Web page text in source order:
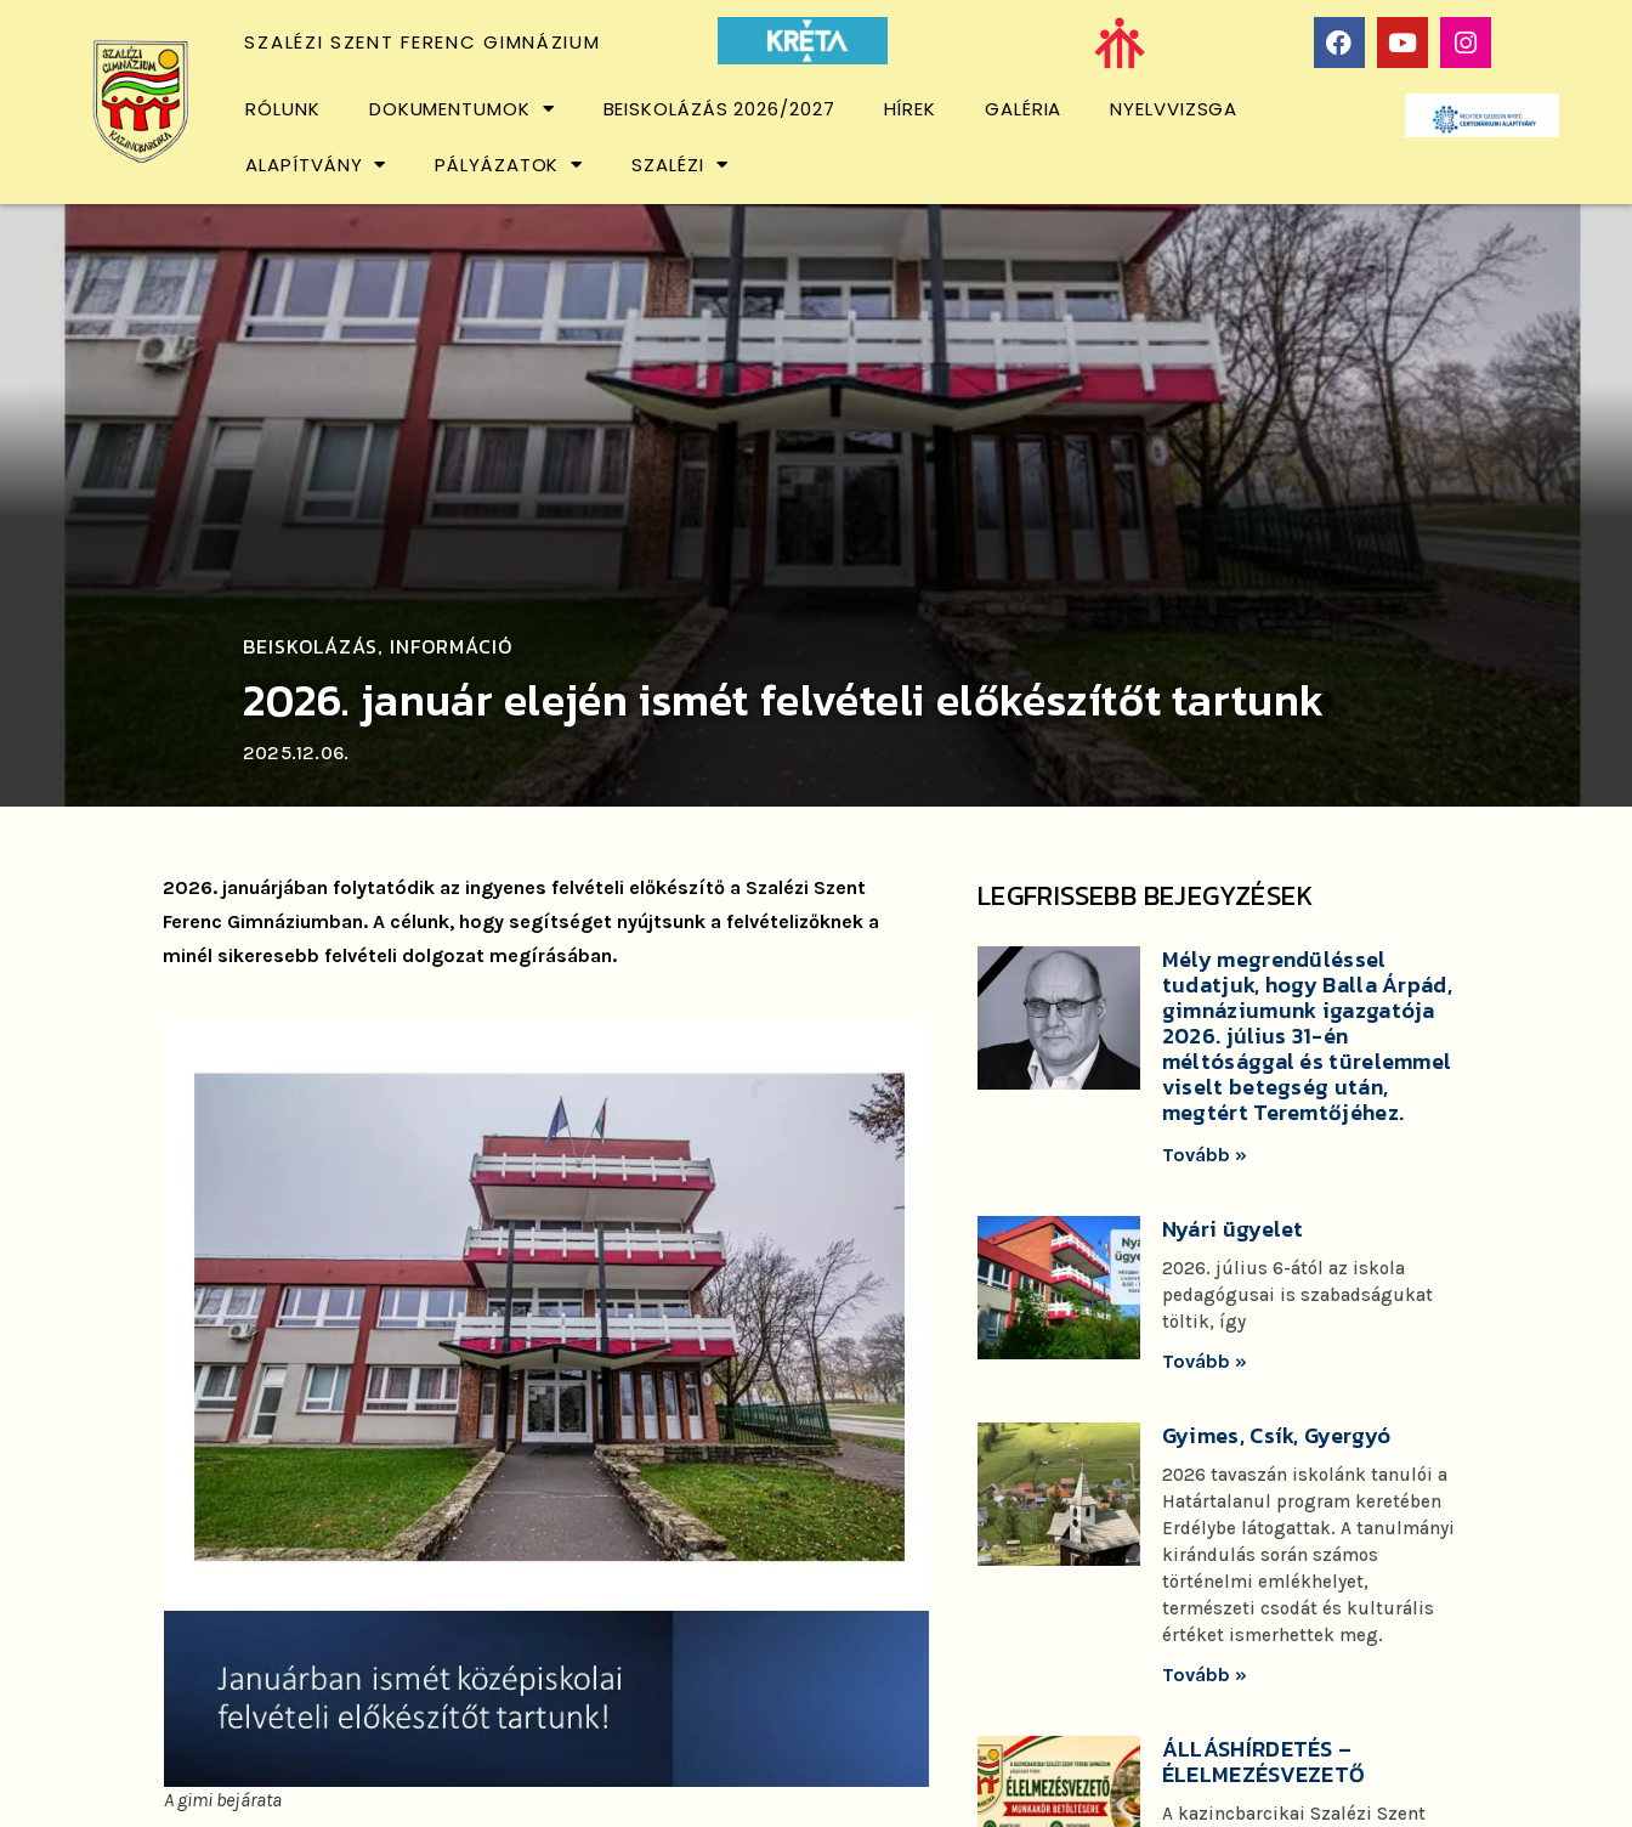
SZALÉZI SZENT FERENC GIMNÁZIUM
RÓLUNK DOKUMENTUMOK BEISKOLÁZÁS 2026/2027 HÍREK GALÉRIA NYELVVIZSGA
ALAPÍTVÁNY PÁLYÁZATOK SZALÉZI
BEISKOLÁZÁS, INFORMÁCIÓ
2026. január elején ismét felvételi előkészítőt tartunk
2025.12.06.
2026. januárjában folytatódik az ingyenes felvételi előkészítő a Szalézi Szent
Ferenc Gimnáziumban. A célunk, hogy segítséget nyújtsunk a felvételizőknek a
minél sikeresebb felvételi dolgozat megírásában.
A gimi bejárata
LEGFRISSEBB BEJEGYZÉSEK
Mély megrendüléssel
tudatjuk, hogy Balla Árpád,
gimnáziumunk igazgatója
2026. július 31-én
méltósággal és türelemmel
viselt betegség után,
megtért Teremtőjéhez.
Tovább »
Nyári ügyelet
2026. július 6-ától az iskola
pedagógusai is szabadságukat
töltik, így
Tovább »
Gyimes, Csík, Gyergyó
2026 tavaszán iskolánk tanulói a
Határtalanul program keretében
Erdélybe látogattak. A tanulmányi
kirándulás során számos
történelmi emlékhelyet,
természeti csodát és kulturális
értéket ismerhettek meg.
Tovább »
ÁLLÁSHÍRDETÉS –
ÉLELMEZÉSVEZETŐ
A kazincbarcikai Szalézi Szent